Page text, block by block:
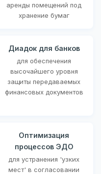
аренды помещений под
хранение бумаг
Диадок для банков
для обеспечения
высочайшего уровня
защиты передаваемых
финансовых документов
Оптимизация
процессов ЭДО
для устранения 'узких
мест' в согласовании